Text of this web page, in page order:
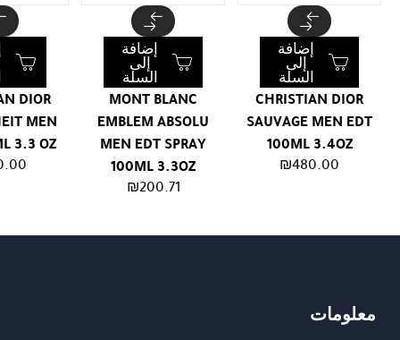
CHRISTIAN DIOR
SAUVAGE MEN EDT
100ML 3.4OZ
₪480.00
إضافة
إلى
السلة
MONT BLANC
EMBLEM ABSOLU
MEN EDT SPRAY
100ML 3.3OZ
₪200.71
إضافة
إلى
السلة
DIOR
MEN
3.3 OZ
معلومات